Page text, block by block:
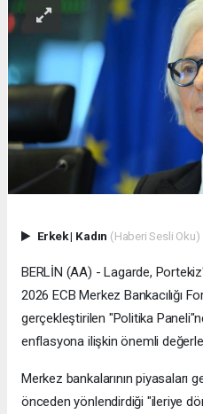
Erkek| Kadın (Haberi Sesli Oku)
BERLİN (AA) - Lagarde,
2026 ECB Merkez Bankacılığı
gerçekleştirilen "Politika
enflasyona ilişkin önemli
Merkez bankalarının piyasaları
önceden yönlendirdiği "ileriye